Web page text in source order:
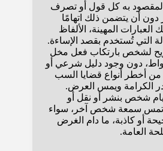
به كل قول أو تصرف
أن يتضمن ذلك اتهامًا
المهينة، الألفاظ
التي تُستخدم بقصد الإساءة.
لشخص بارتكاب فعل مخل
دون وجود دليل شرعي أو
من أخطر أنواع قضايا السب
الكرامة ويمس العرض.
شخص بنشر أو نقل أو
تمس سمعة شخص آخر، سواء
أو كاذبة، ما دام الغرض
العامة.